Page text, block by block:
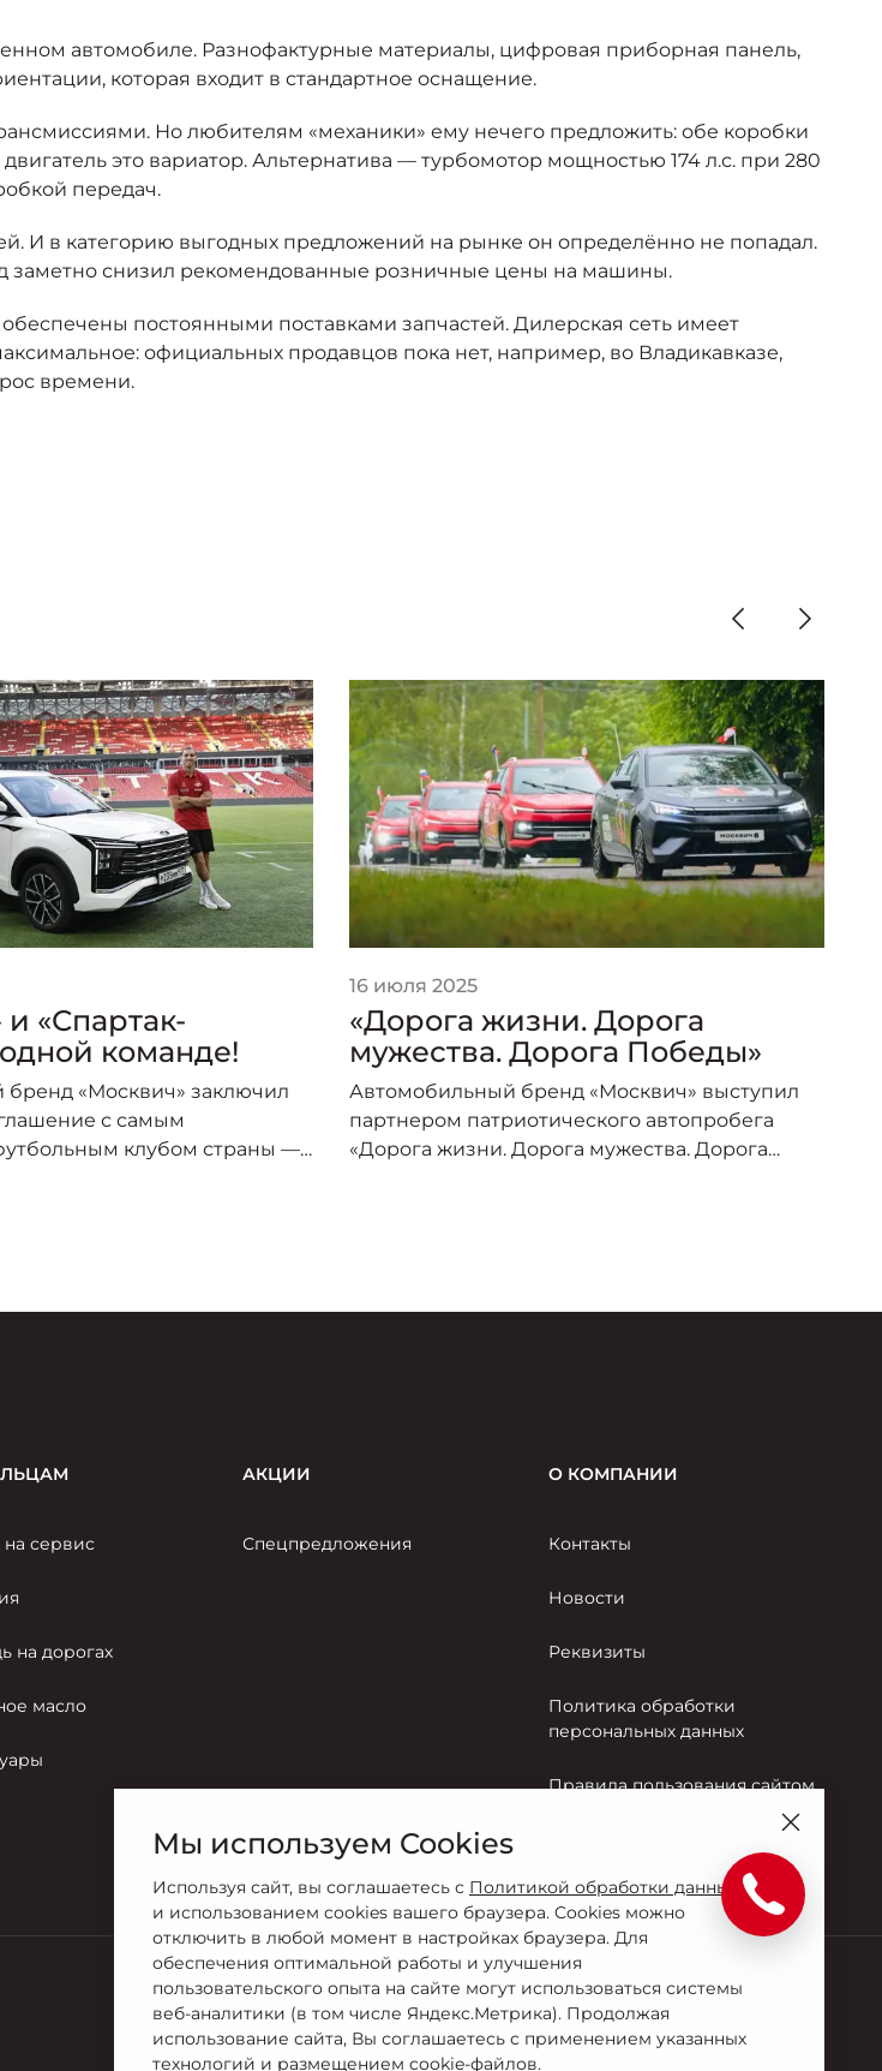
автомобиле. Разнофактурные материалы, цифровая приборная панель,
которая входит в стандартное оснащение.
Но любителям «механики» ему нечего предложить: обе коробки
это вариатор. Альтернатива — турбомотор мощностью 174 л.с. при 280
передач.
И в категорию выгодных предложений на рынке он определённо не попадал.
заметно снизил рекомендованные розничные цены на машины.
постоянными поставками запчастей. Дилерская сеть имеет
официальных продавцов пока нет, например, во Владикавказе,
времени.
«Спартак-
команде!
«Москвич» заключил
с самым
клубом страны —
16 июля 2025
«Дорога жизни. Дорога
мужества. Дорога Победы»
Автомобильный бренд «Москвич» выступил
партнером патриотического автопробега
«Дорога жизни. Дорога мужества. Дорога
на сервис
на дорогах
масло
АКЦИИ
Спецпредложения
О КОМПАНИИ
Контакты
Новости
Реквизиты
Политика обработки
персональных данных
Правила пользования сайтом
персональных данных
Продажи
8 (4742) 28-88-08
Сервис
+7 (905) 044-97-63
Мы используем Cookies
Используя сайт, вы соглашаетесь с Политикой обработки данных
и использованием cookies вашего браузера. Cookies можно
отключить в любой момент в настройках браузера. Для
обеспечения оптимальной работы и улучшения
пользовательского опыта на сайте могут использоваться системы
веб-аналитики (в том числе Яндекс.Метрика). Продолжая
использование сайта, Вы соглашаетесь с применением указанных
технологий и размещением cookie-файлов.